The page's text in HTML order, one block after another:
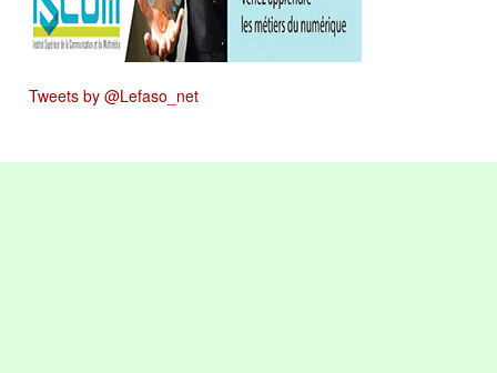
Tweets by @Lefaso_net